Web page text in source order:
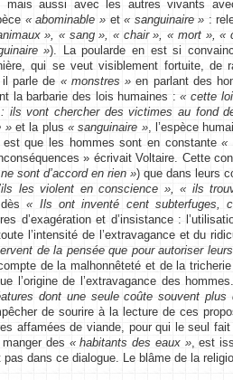
mais aussi avec les autres vivants
« abominable »et« sanguinaire » :
», « sang », « chair », « mort », «
»). La poularde en est si
qui se veut visiblement fortuite, de
parle de « monstres » en parlant des
la barbarie des lois humaines :« cette
ils vont chercher des victimes au fond
»et la plus« sanguinaire », l’espèce
est que les hommes sont en constante«
» écrivait Voltaire. Cette
sont d’accord en rien ») que dans leurs
les violent en conscience », « ils
dès« Ils ont inventé cent subterfuges,
d’exagération et d’insistance :
l’intensité de l’extravagance et du
de la pensée que pour autoriser
de la malhonnêteté et de la
l’origine de l’extravagance des
dont une seule coûte souvent
de sourire à la lecture de ces
affamées de viande, pour qui le seul
des « habitants des eaux », est
dans ce dialogue. Le blâme de la